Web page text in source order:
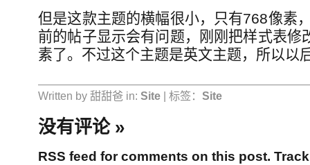
但是这款主题的横幅很小，只有768像素
前的帖子显示会有问题，刚刚把样式表修
素了。不过这个主题是英文主题，所以以
Written by 甜甜爸 in: Site | 标签： Site
没有评论 »
RSS feed for comments on this post.